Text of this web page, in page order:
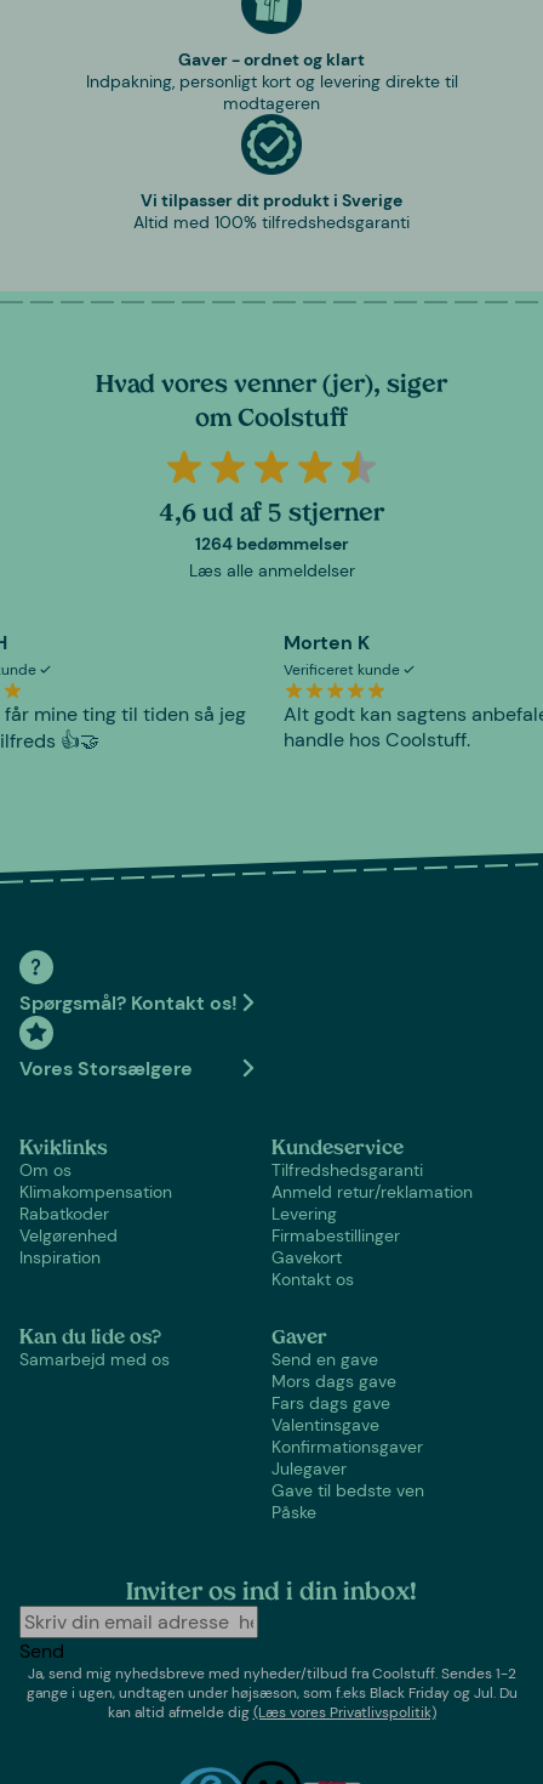
Gaver - ordnet og klart
Indpakning, personligt kort og levering direkte til
modtageren
Vi tilpasser dit produkt i Sverige
Altid med 100% tilfredshedsgaranti
Hvad vores venner (jer), siger
om Coolstuff
4,6 ud af 5 stjerner
1264 bedømmelser
Læs alle anmeldelser
får mine ting til tiden så jeg
👍🤝
Morten K
Verificeret kunde
Alt godt kan sagtens
handle hos Coolstuff.
Spørgsmål? Kontakt os!
Vores Storsælgere
Kviklinks
Om os
Klimakompensation
Rabatkoder
Velgørenhed
Inspiration
Kundeservice
Tilfredshedsgaranti
Anmeld retur/reklamation
Levering
Firmabestillinger
Gavekort
Kontakt os
Kan du lide os?
Samarbejd med os
Gaver
Send en gave
Mors dags gave
Fars dags gave
Valentinsgave
Konfirmationsgaver
Julegaver
Gave til bedste ven
Påske
Inviter os ind i din inbox!
Send
Ja, send mig nyhedsbreve med nyheder/tilbud fraCoolstuff. Sendes 1-2
gange i ugen,undtagen under højsæson, som f.eks Black Friday og Jul. Du
kan altid afmelde dig(Læs vores Privatlivspolitik)